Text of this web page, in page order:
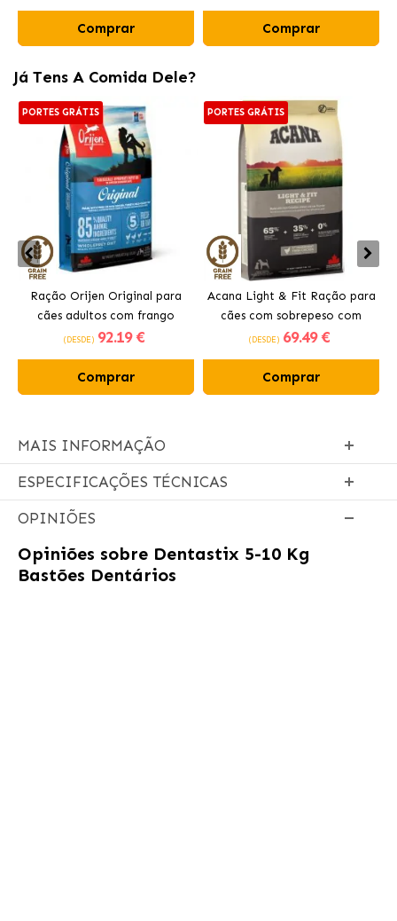
Comprar Comprar
Já Tens A Comida Dele?
PORTES GRÁTIS
Ração Orijen Original para
cães adultos com frango
(DESDE) 92.19 €
Comprar
PORTES GRÁTIS
Acana Light & Fit Ração para
cães com sobrepeso com
frango fresco
(DESDE) 69.49 €
Comprar
MAIS INFORMAÇÃO
ESPECIFICAÇÕES TÉCNICAS
OPINIÕES
Opiniões sobre Dentastix 5-10 Kg
Bastões Dentários